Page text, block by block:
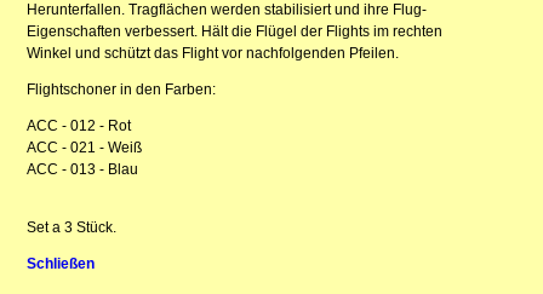
Herunterfallen. Tragflächen werden stabilisiert und ihre Flug-
Eigenschaften verbessert. Hält die Flügel der Flights im rechten
Winkel und schützt das Flight vor nachfolgenden Pfeilen.
Flightschoner in den Farben:
ACC - 012 - Rot
ACC - 021 - Weiß
ACC - 013 - Blau
Set a 3 Stück.
Schließen